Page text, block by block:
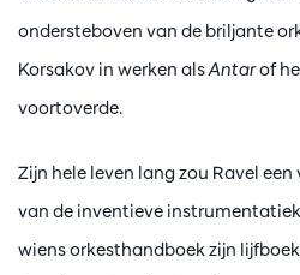
ondersteboven van de briljante
Korsakov in werken alsAntarof
voortoverde.
Zijn hele leven lang zou Ravel
van de inventieve
wiens orkesthandboek zijn